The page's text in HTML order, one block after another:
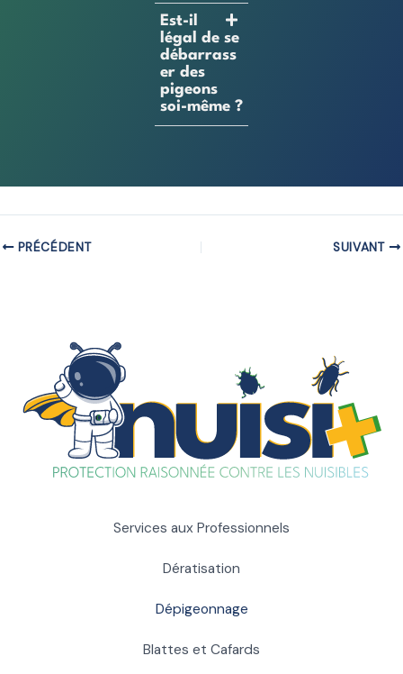
Est-il
légal de se
débarrass
er des
pigeons
soi-même ?
PRÉCÉDENT SUIVANT
Services aux Professionnels
Dératisation
Dépigeonnage
Blattes et Cafards